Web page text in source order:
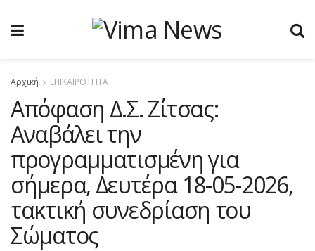
Αρχική ΕΠΙΚΑΙΡΟΤΗΤΑ
Απόφαση Δ.Σ. Ζίτσας:
Αναβάλει την
προγραμματισμένη για
σήμερα, Δευτέρα 18-05-2026,
τακτική συνεδρίαση του
Σώματος